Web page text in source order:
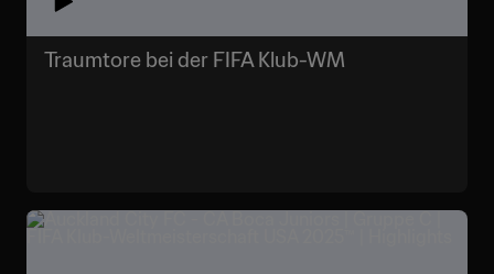
Traumtore bei der FIFA Klub-WM